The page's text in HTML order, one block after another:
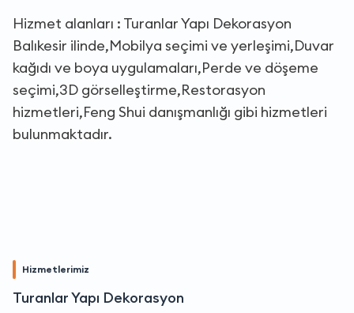
Hizmet alanları : Turanlar Yapı Dekorasyon
Balıkesir ilinde,Mobilya seçimi ve yerleşimi,Duvar
kağıdı ve boya uygulamaları,Perde ve döşeme
seçimi,3D görselleştirme,Restorasyon
hizmetleri,Feng Shui danışmanlığı gibi hizmetleri
bulunmaktadır.
Hizmetlerimiz
Turanlar Yapı Dekorasyon